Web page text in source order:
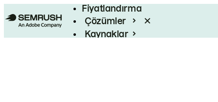
Fiyatlandırma
Çözümler
Kaynaklar